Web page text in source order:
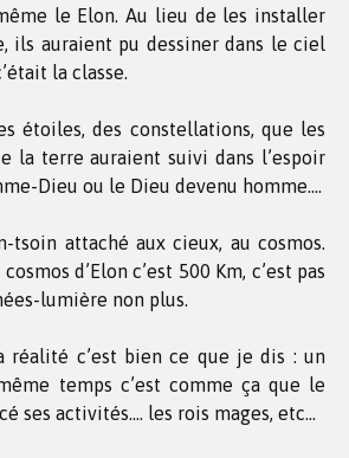
le Elon. Au lieu de les installer
ils auraient pu dessiner dans le ciel
la classe.
étoiles, des constellations, que les
la terre auraient suivi dans l’espoir
Dieu ou le Dieu devenu homme….
tsoin attaché aux cieux, au cosmos.
d’Elon c’est 500 Km, c’est pas
lumière non plus.
réalité c’est bien ce que je dis : un
temps c’est comme ça que le
ses activités…. les rois mages, etc…